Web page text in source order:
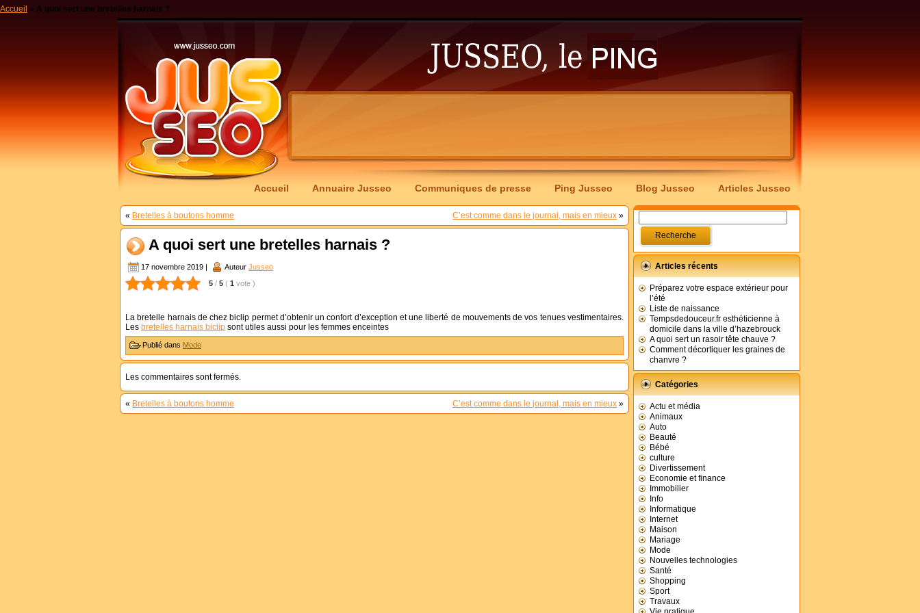
Accueil » A quoi sert une bretelles harnais ?
Accueil Annuaire Jusseo Communiques de presse Ping Jusseo Blog Jusseo Articles Jusseo
« Bretelles à boutons homme C’est comme dans le journal, mais en mieux »
A quoi sert une bretelles harnais ?
17 novembre 2019 | Auteur Jusseo
5 / 5 ( 1 vote )
La bretelle harnais de chez biclip permet d’obtenir un confort d’exception et une liberté de mouvements de vos tenues vestimentaires.
Les bretelles harnais biclip sont utiles aussi pour les femmes enceintes
Publié dans Mode
Les commentaires sont fermés.
« Bretelles à boutons homme C’est comme dans le journal, mais en mieux »
Articles récents
Préparez votre espace extérieur pour
l’été
Liste de naissance
Tempsdedouceur.fr esthéticienne à
domicile dans la ville d’hazebrouck
A quoi sert un rasoir tête chauve ?
Comment décortiquer les graines de
chanvre ?
Catégories
Actu et média
Animaux
Auto
Beauté
Bébé
culture
Divertissement
Economie et finance
Immobilier
Info
Informatique
Internet
Maison
Mariage
Mode
Nouvelles technologies
Santé
Shopping
Sport
Travaux